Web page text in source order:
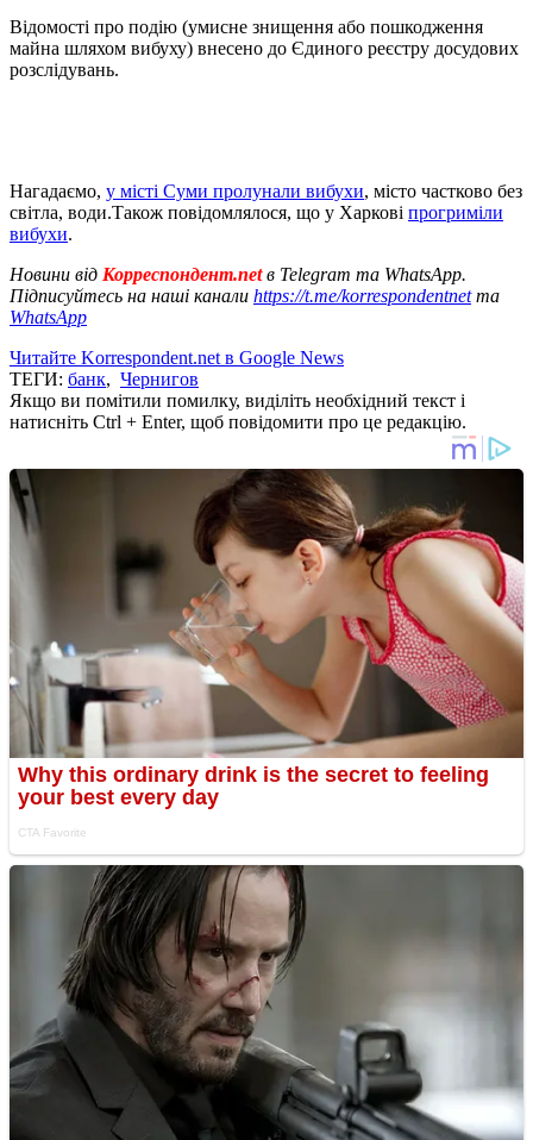
Відомості про подію (умисне знищення або пошкодження
майна шляхом вибуху) внесено до Єдиного реєстру досудових
розслідувань.
Нагадаємо, у місті Суми пролунали вибухи, місто частково без
світла, води.Також повідомлялося, що у Харкові прогриміли
вибухи.
Новини від Корреспондент.netв Telegram та WhatsApp.
Підписуйтесь на наші канали https://t.me/korrespondentnetта
WhatsApp
Читайте Korrespondent.net в Google News
ТЕГИ: банк, Чернигов
Якщо ви помітили помилку, виділіть необхідний текст і
натисніть Ctrl + Enter, щоб повідомити про це редакцію.